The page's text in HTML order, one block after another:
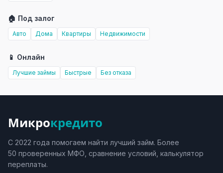
🏠 Под залог
Авто Дома Квартиры Недвижимости
📱 Онлайн
Лучшие займы Быстрые Без отказа
Микрокредито
С 2022 года помогаем найти лучший займ. Более
50 проверенных МФО, сравнение условий, калькулятор
переплаты.